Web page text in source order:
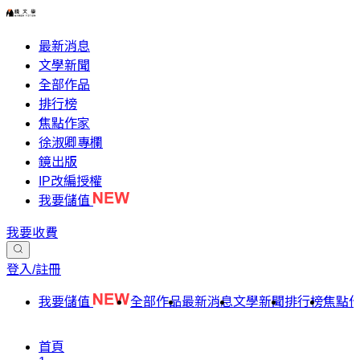
最新消息
文學新聞
全部作品
排行榜
焦點作家
徐淑卿專欄
鏡出版
IP改編授權
我要儲值
我要收費
登入/註冊
我要儲值 全部作品最新消息文學新聞排行榜焦點
首頁